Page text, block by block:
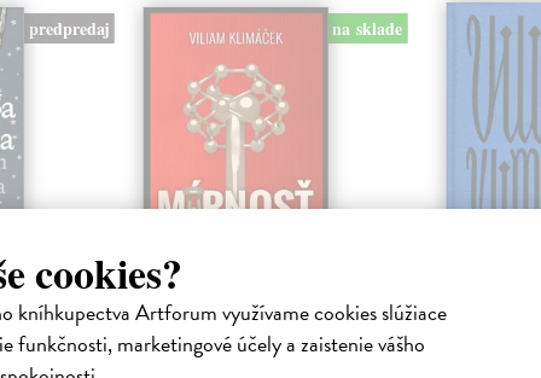
cookies?
kníhkupectva Artforum využívame cookies slúžiace
funkčnosti, marketingové účely a zaistenie vášho
predpredaj na sklade
Márnosť
Klimáček Viliam| Kniha
Minulosť už nie je, čím bývala.
3x
Bratislavská